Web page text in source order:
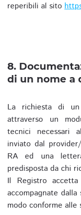
reperibili al sito
8.
di un nome a
La richiesta di
attraverso un
tecnici necessari
inviato dal
RA ed una
predisposta da chi
Il Registro
accompagnate
modo conforme alle